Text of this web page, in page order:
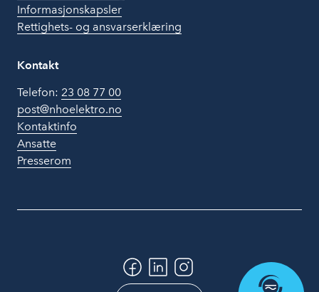
Informasjonskapsler
Rettighets- og ansvarserklæring
Kontakt
Telefon: 23 08 77 00
post@nhoelektro.no
Kontaktinfo
Ansatte
Presserom